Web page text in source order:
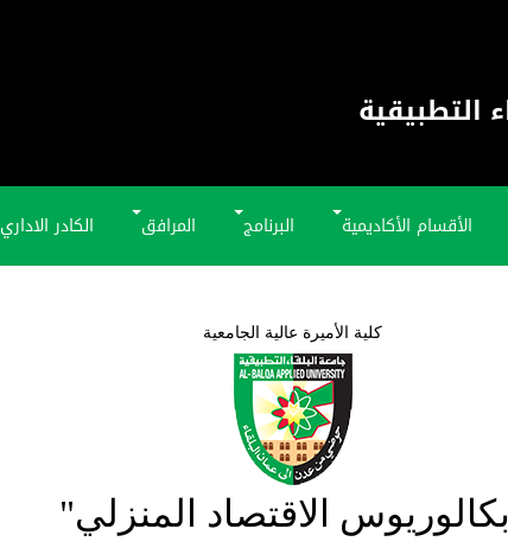
التطبيقية
الأقسام الأكاديمية البرنامج المرافق الكادر الاداري
كلية الأميرة عالية الجامعية
الاقتصاد المنزلي"